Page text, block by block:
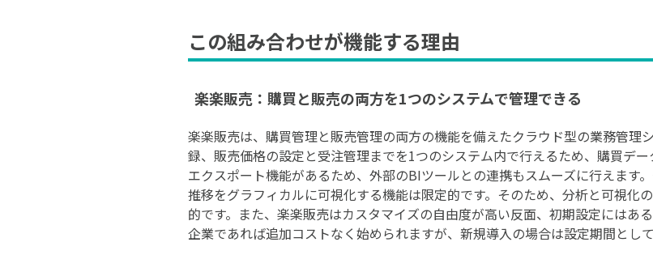
この組み合わせが機能する理由
楽楽販売：購買と販売の両方を1つのシステムで管理できる
楽楽販売は、購買管理と販売管理の両方の機能を備えたクラウド型の業務管理
録、販売価格の設定と受注管理までを1つのシステム内で行えるため、購買デ
エクスポート機能があるため、外部のBIツールとの連携もスムーズに行えます
推移をグラフィカルに可視化する機能は限定的です。そのため、分析と可視化
的です。また、楽楽販売はカスタマイズの自由度が高い反面、初期設定にはあ
企業であれば追加コストなく始められますが、新規導入の場合は設定期間とし